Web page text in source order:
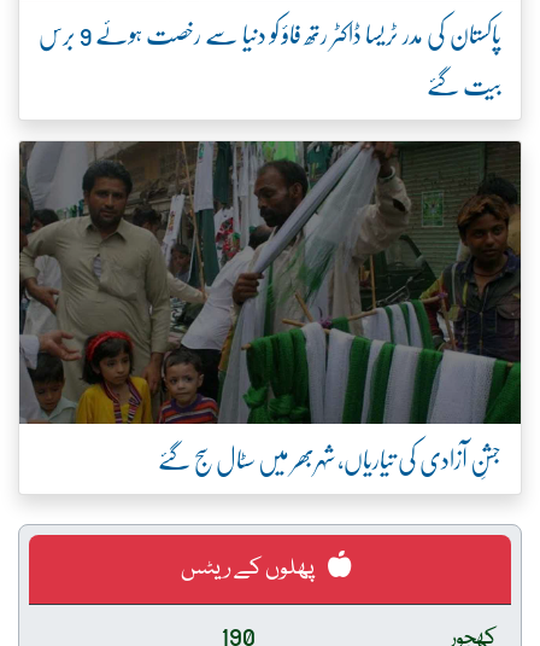
پاکستان کی مدر ٹریسا ڈاکٹر رتھ فاؤ کو دنیا سے رخصت ہوئے 9 برس
بیت گئے
جشنِ آزادی کی تیاریاں، شہربھر میں سٹال سج گئے
پھلوں کے ریٹس
کھجور
190